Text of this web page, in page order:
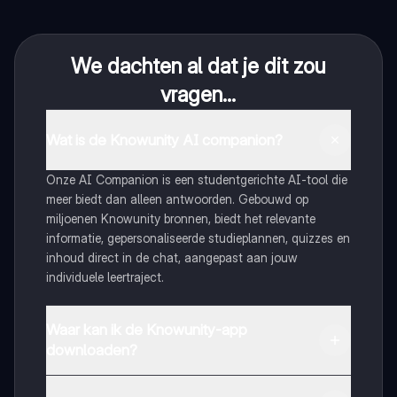
We dachten al dat je dit zou
vragen...
Onze AI Companion is een studentgerichte AI-tool die
meer biedt dan alleen antwoorden. Gebouwd op
miljoenen Knowunity bronnen, biedt het relevante
informatie, gepersonaliseerde studieplannen, quizzes en
inhoud direct in de chat, aangepast aan jouw
individuele leertraject.